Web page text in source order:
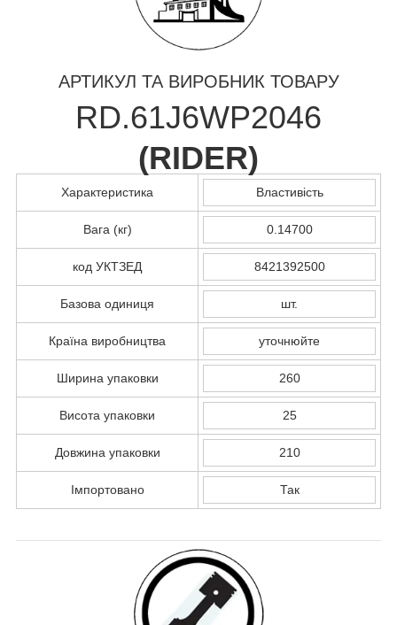
АРТИКУЛ ТА ВИРОБНИК ТОВАРУ
RD.61J6WP2046
(RIDER)
Характеристика Властивість
Вага (кг) 0.14700
код УКТЗЕД 8421392500
Базова одиниця шт.
Країна виробництва уточнюйте
Ширина упаковки 260
Висота упаковки 25
Довжина упаковки 210
Імпортовано Так